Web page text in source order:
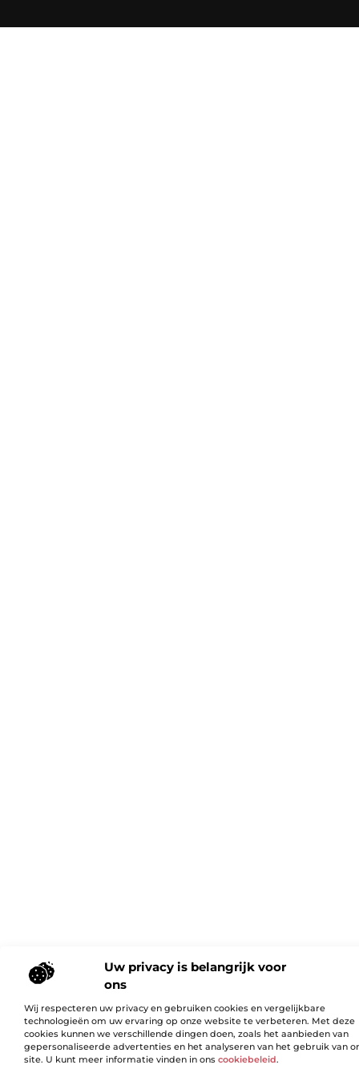
Uw privacy is belangrijk voor
ons
Wij respecteren uw privacy en gebruiken cookies en vergelijkbare
technologieën om uw ervaring op onze website te verbeteren. Met deze
cookies kunnen we verschillende dingen doen, zoals het aanbieden van
gepersonaliseerde advertenties en het analyseren van het gebruik van
site. U kunt meer informatie vinden in ons cookiebeleid.